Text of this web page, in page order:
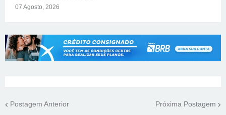
07 Agosto, 2026
Postagem Anterior Próxima Postagem